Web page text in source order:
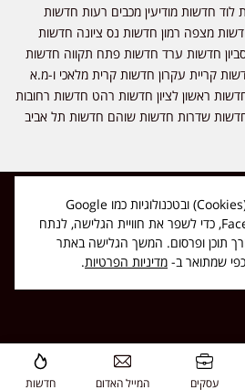
חדשות מודיעין מכבים רעות חדשות
מצפה רמון חדשות נס ציונה חדשות
חדשות ערד חדשות פתח תקווה חדשות
קריית עקרון חדשות קרית מלאכי ו-מ.א
ראשון לציון חדשות רהט חדשות רחובות
שדרות חדשות שוהם חדשות תל אביב
- חדשות אפס שמונה - דיווחים בזמן
Made with ❤ by
עסקים המייל האדום חדשות
אנחנו משתמשים בעוגיות (Cookies) ובטכנולוגיות כמו Google
Analytics ו-Facebook Pixel, כדי לשפר את חוויית הגלישה, לנתח
תוכן ופרסום. המשך הגלישה באתר
שמתואר ב- מדיניות הפרטיות.